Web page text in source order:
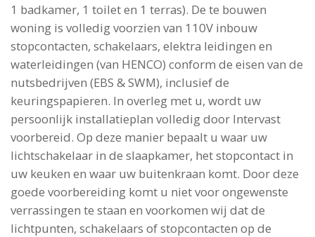
1 badkamer, 1 toilet en 1 terras). De te bouwen
woning is volledig voorzien van 110V inbouw
stopcontacten, schakelaars, elektra leidingen en
waterleidingen (van HENCO) conform de eisen van de
nutsbedrijven (EBS & SWM), inclusief de
keuringspapieren. In overleg met u, wordt uw
persoonlijk installatieplan volledig door Intervast
voorbereid. Op deze manier bepaalt u waar uw
lichtschakelaar in de slaapkamer, het stopcontact in
uw keuken en waar uw buitenkraan komt. Door deze
goede voorbereiding komt u niet voor ongewenste
verrassingen te staan en voorkomen wij dat de
lichtpunten, schakelaars of stopcontacten op de